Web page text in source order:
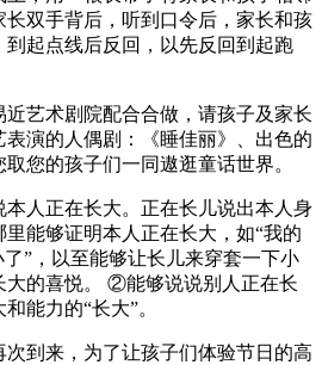
双手背后，听到口令后，家长和孩
起点线后反回，以先反回到起跑
艺术剧院配合合做，请孩子及家长
演的人偶剧：《睡佳丽》、出色的
您的孩子们一同遨逛童话世界。
正在长大。正在长儿说出本人身
能够证明本人正在长大，如“我的
”，以至能够让长儿来穿套一下小
大的喜悦。 ②能够说说别人正在长
能力的“长大”。
到来，为了让孩子们体验节日的高